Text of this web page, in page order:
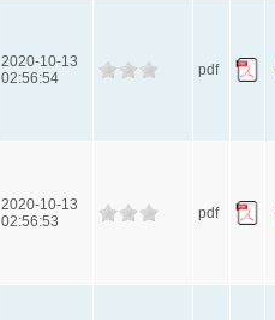
2020-10-13
02:56:54
pdf
2020-10-13
02:56:53
pdf